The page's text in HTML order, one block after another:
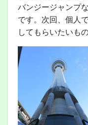
バンジージャンプ
です。次回、個人
してもらいたいもの